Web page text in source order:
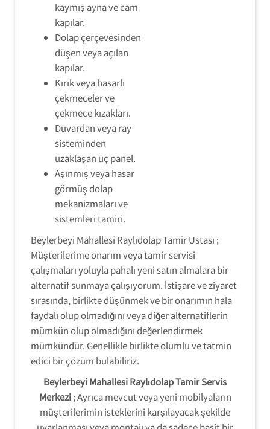
kaymış ayna ve cam
kapılar.
Dolap çerçevesinden
düşen veya açılan
kapılar.
Kırık veya hasarlı
çekmeceler ve
çekmece kızakları.
Duvardan veya ray
sisteminden
uzaklaşan uç panel.
Aşınmış veya hasar
görmüş dolap
mekanizmaları ve
sistemleri tamiri.
Beylerbeyi Mahallesi Raylıdolap Tamir Ustası ;
Müşterilerime onarım veya tamir servisi
çalışmaları yoluyla pahalı yeni satın almalara bir
alternatif sunmaya çalışıyorum. İstişare ve ziyaret
sırasında, birlikte düşünmek ve bir onarımın hala
faydalı olup olmadığını veya diğer alternatiflerin
mümkün olup olmadığını değerlendirmek
mümkündür. Genellikle birlikte olumlu ve tatmin
edici bir çözüm bulabiliriz.
Beylerbeyi Mahallesi Raylıdolap Tamir Servis
Merkezi; Ayrıca mevcut veya yeni mobilyaların
müşterilerimin isteklerini karşılayacak şekilde